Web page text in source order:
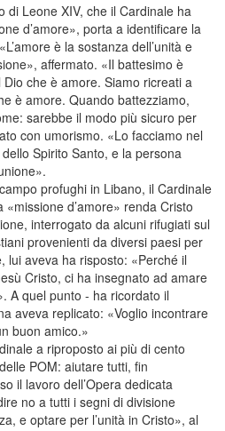
di Leone XIV, che il Cardinale ha
d’amore», porta a identificare la
è la sostanza dell’unità e
affermato. «Il battesimo è
che è amore. Siamo ricreati a
è amore. Quando battezziamo,
sarebbe il modo più sicuro per
con umorismo. «Lo facciamo nel
Spirito Santo, e la persona
profughi in Libano, il Cardinale
d’amore» renda Cristo
interrogato da alcuni rifugiati sul
provenienti da diversi paesi per
lui aveva ha risposto: «Perché il
Cristo, ci ha insegnato ad amare
A quel punto - ha ricordato il
aveva replicato: «Voglio incontrare
buon amico.»
a riproposto ai più di cento
POM: aiutare tutti, fin
il lavoro dell’Opera dedicata
no a tutti i segni di divisione
e optare per l’unità in Cristo», al